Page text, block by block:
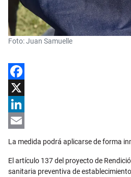
Foto: Juan Samuelle
Facebook
X
LinkedIn
La medida podrá aplicarse de forma
El artículo 137 del proyecto de
sanitaria preventiva de